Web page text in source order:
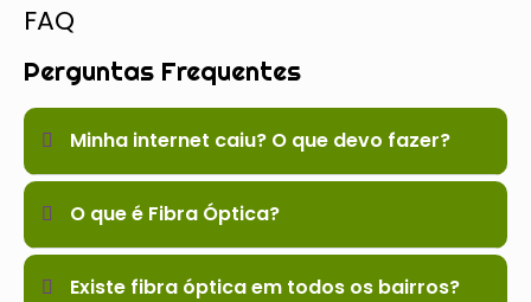
FAQ
Perguntas Frequentes
Minha internet caiu? O que devo fazer?
O que é Fibra Óptica?
Existe fibra óptica em todos os bairros?